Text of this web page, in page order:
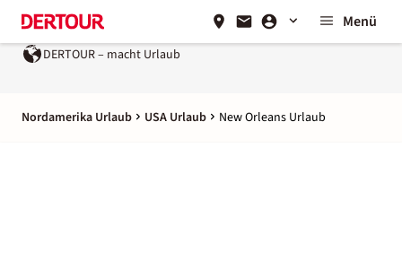
Menü
Ein Unternehmen derREWE Group
Nordamerika Urlaub USA Urlaub New Orleans Urlaub